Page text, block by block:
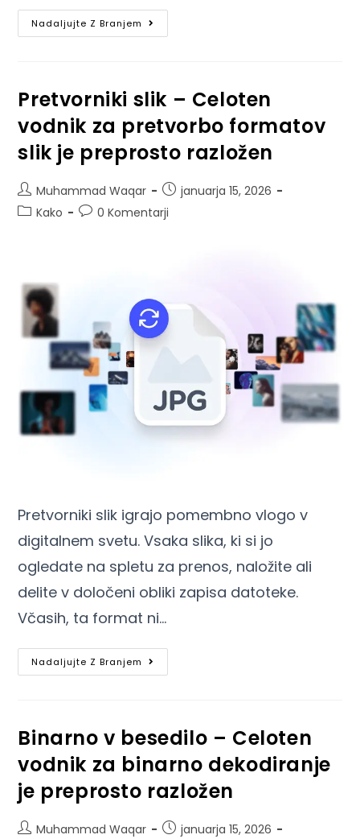
Nadaljujte Z Branjem
Pretvorniki slik – Celoten
vodnik za pretvorbo formatov
slik je preprosto razložen
Muhammad Waqar
januarja 15, 2026
Kako
0 Komentarji
Pretvorniki slik igrajo pomembno vlogo v
digitalnem svetu. Vsaka slika, ki si jo
ogledate na spletu za prenos, naložite ali
delite v določeni obliki zapisa datoteke.
Včasih, ta format ni…
Nadaljujte Z Branjem
Binarno v besedilo – Celoten
vodnik za binarno dekodiranje
je preprosto razložen
Muhammad Waqar
januarja 15, 2026